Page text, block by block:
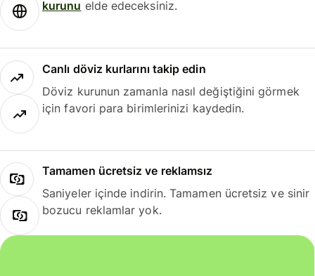
kurunu elde edeceksiniz.
Canlı döviz kurlarını takip edin
Döviz kurunun zamanla nasıl değiştiğini görmek
için favori para birimlerinizi kaydedin.
Tamamen ücretsiz ve reklamsız
Saniyeler içinde indirin. Tamamen ücretsiz ve sinir
bozucu reklamlar yok.